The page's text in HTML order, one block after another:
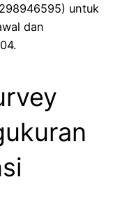
untuk
dan